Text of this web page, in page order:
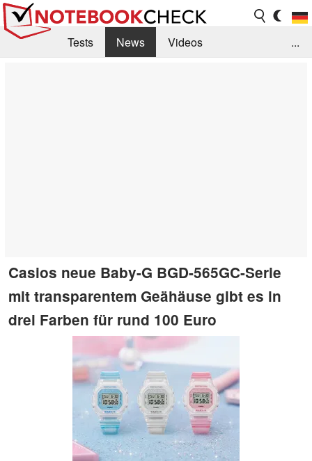
Tests News
Videos
...
Casios neue Baby-G BGD-565GC-Serie
mit transparentem Geähäuse gibt es in
drei Farben für rund 100 Euro